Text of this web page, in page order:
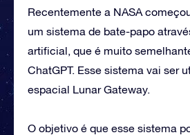
Recentemente a NASA
um sistema de bate-papo
artificial, que é muito
ChatGPT. Esse sistema vai ser
espacial Lunar Gateway.
O objetivo é que esse sistema